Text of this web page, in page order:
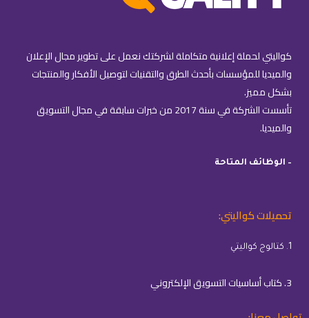
كواليتي لحملة إعلانية متكاملة لشركتك نعمل على تطوير مجال الإعلان
والميديا للمؤسسات بأحدث الطرق والتقنيات لتوصيل الأفكار والمنتجات
بشكل مميز.
تأسست الشركة في سنة 2017 من خبرات سابقة في مجال التسويق
والميديا.
– الوظائف المتاحة
تحميلات كواليتي:
1. كتالوج كواليتي
3. كتاب أساسيات التسويق الإلكتروني